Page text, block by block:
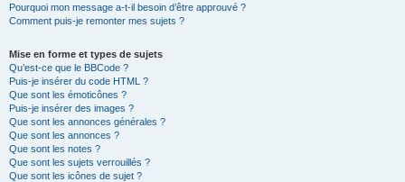
Pourquoi mon message a-t-il besoin d’être approuvé ?
Comment puis-je remonter mes sujets ?
Mise en forme et types de sujets
Qu’est-ce que le BBCode ?
Puis-je insérer du code HTML ?
Que sont les émoticônes ?
Puis-je insérer des images ?
Que sont les annonces générales ?
Que sont les annonces ?
Que sont les notes ?
Que sont les sujets verrouillés ?
Que sont les icônes de sujet ?